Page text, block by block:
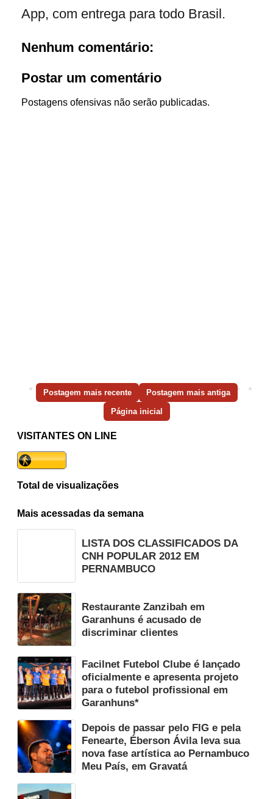
App, com entrega para todo Brasil.
Nenhum comentário:
Postar um comentário
Postagens ofensivas não serão publicadas.
Postagem mais recente Postagem mais antiga
Página inicial
VISITANTES ON LINE
Total de visualizações
Mais acessadas da semana
LISTA DOS CLASSIFICADOS DA
CNH POPULAR 2012 EM
PERNAMBUCO
Restaurante Zanzibah em
Garanhuns é acusado de
discriminar clientes
Facilnet Futebol Clube é lançado
oficialmente e apresenta projeto
para o futebol profissional em
Garanhuns*
Depois de passar pelo FIG e pela
Fenearte, Éberson Ávila leva sua
nova fase artística ao Pernambuco
Meu País, em Gravatá